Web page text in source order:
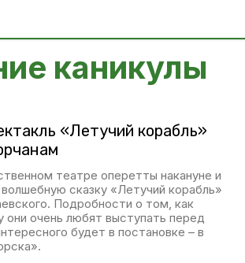
каникулы
«Летучий корабль»
театре оперетты накануне и
сказку «Летучий корабль»
Подробности о том, как
они очень любят выступать перед
будет в постановке – в